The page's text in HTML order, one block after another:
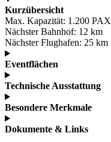
Kurzübersicht
Max. Kapazität: 1.200 PAX
Nächster Bahnhof: 12 km
Nächster Flughafen: 25 km
Eventflächen
Technische Ausstattung
Besondere Merkmale
Dokumente & Links